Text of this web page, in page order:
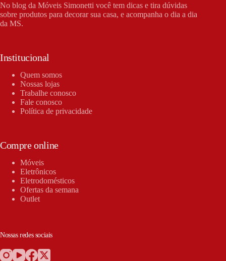
No blog da Móveis Simonetti você tem dicas e tira dúvidas
sobre produtos para decorar sua casa, e acompanha o dia a dia
da MS.
Institucional
Quem somos
Nossas lojas
Trabalhe conosco
Fale conosco
Política de privacidade
Compre online
Móveis
Eletrônicos
Eletrodomésticos
Ofertas da semana
Outlet
Nossas redes sociais